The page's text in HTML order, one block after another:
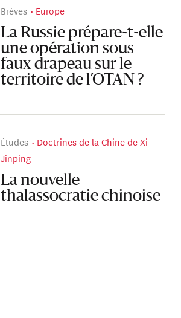
Brèves Europe
La Russie prépare-t-elle
une opération sous
faux drapeau sur le
territoire de l’OTAN ?
Études
Doctrines de la Chine de Xi
Jinping
La nouvelle
thalassocratie chinoise